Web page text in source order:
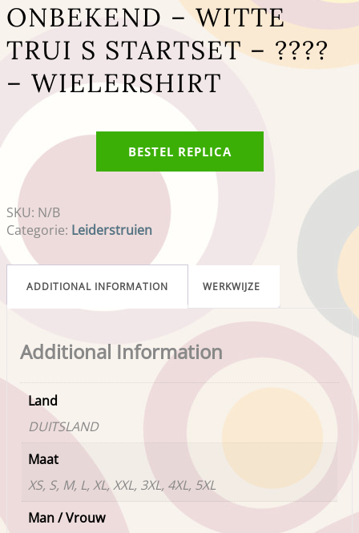
ONBEKEND – WITTE
TRUI S STARTSET – ????
– WIELERSHIRT
BESTEL REPLICA
SKU: N/B
Categorie: Leiderstruien
ADDITIONAL INFORMATION WERKWIJZE
Additional Information
Land
DUITSLAND
Maat
XS, S, M, L, XL, XXL, 3XL, 4XL, 5XL
Man / Vrouw